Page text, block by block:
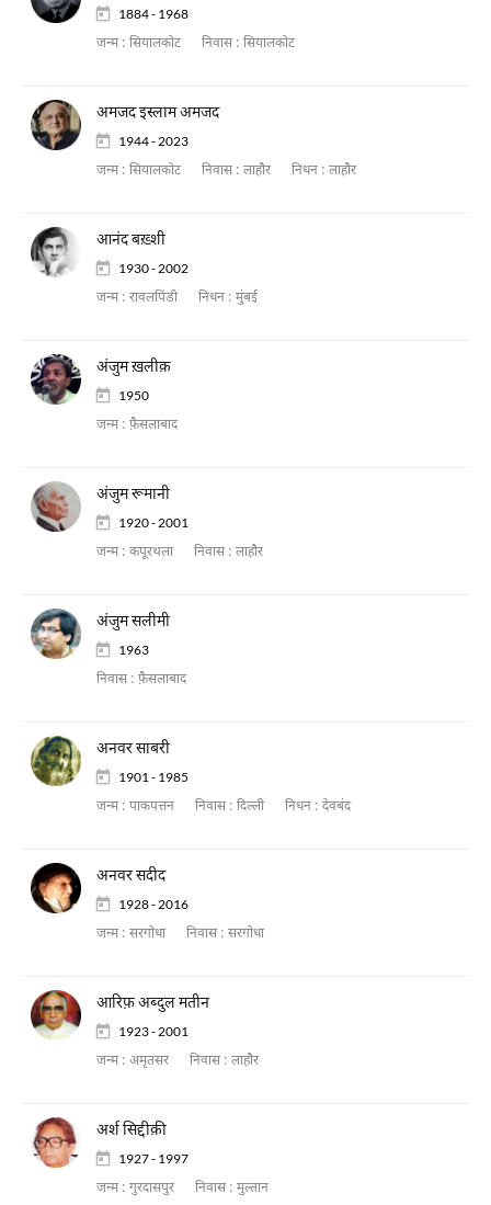
1884 - 1968
जन्म : सियालकोट निवास : सियालकोट
अमजद इस्लाम अमजद
1944 - 2023
जन्म : सियालकोट निवास : लाहौर निधन : लाहौर
आनंद बख़्शी
1930 - 2002
जन्म : रावलपिंडी निधन : मुंबई
अंजुम ख़लीक़
1950
जन्म : फ़ैसलाबाद
अंजुम रूमानी
1920 - 2001
जन्म : कपूरथला निवास : लाहौर
अंजुम सलीमी
1963
निवास : फ़ैसलाबाद
अनवर साबरी
1901 - 1985
जन्म : पाकपत्तन निवास : दिल्ली निधन : देवबंद
अनवर सदीद
1928 - 2016
जन्म : सरगोधा निवास : सरगोधा
आरिफ़ अब्दुल मतीन
1923 - 2001
जन्म : अमृतसर निवास : लाहौर
अर्श सिद्दीक़ी
1927 - 1997
जन्म : गुरदासपुर निवास : मुल्तान